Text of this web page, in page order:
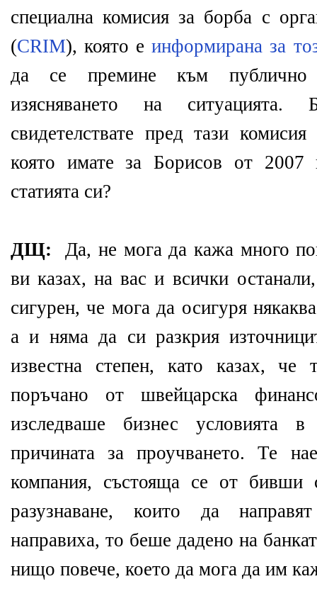
специална комисия за борба с
(CRIM), която еинформирана за
да се премине към публично
изясняването на
свидетелствате пред тази
която имате за Борисов от 2007
статията си?
ДЩ: Да, не мога да кажа много
ви казах, на вас и всички
сигурен, че мога да осигуря
а и няма да си разкрия
известна степен, като казах, че
поръчано от швейцарска
изследваше бизнес условията
причината за проучването. Те
компания, състояща се от бивши
разузнаване, които да
направиха, то беше дадено на
нищо повече, което да мога да им